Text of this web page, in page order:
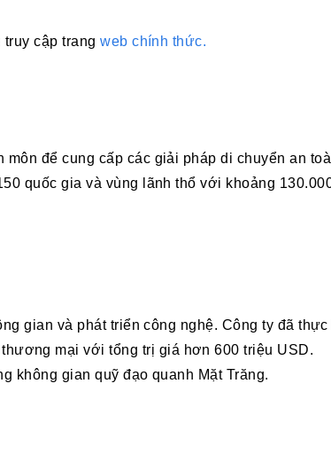
truy cập trangweb chính thức.
để cung cấp các giải pháp di chuyển an
quốc gia và vùng lãnh thổ với khoảng
gian và phát triển công nghệ. Công ty đã thực
mại với tổng trị giá hơn 600 triệu USD.
không gian quỹ đạo quanh Mặt Trăng.